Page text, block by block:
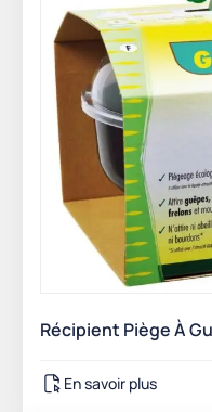
Récipient Piège À
En savoir plus